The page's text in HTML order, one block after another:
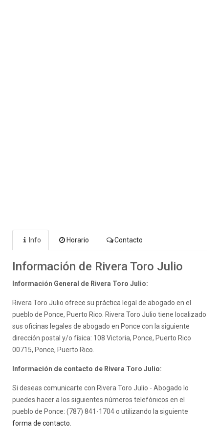
Info Horario Contacto
Información de Rivera Toro Julio
Información General de Rivera Toro Julio:
Rivera Toro Julio ofrece su práctica legal de abogado en el
pueblo de Ponce, Puerto Rico. Rivera Toro Julio tiene localizado
sus oficinas legales de abogado en Ponce con la siguiente
dirección postal y/o física: 108 Victoria, Ponce, Puerto Rico
00715, Ponce, Puerto Rico.
Información de contacto de Rivera Toro Julio:
Si deseas comunicarte con Rivera Toro Julio - Abogado lo
puedes hacer a los siguientes números telefónicos en el
pueblo de Ponce: (787) 841-1704 o utilizando la siguiente
forma de contacto